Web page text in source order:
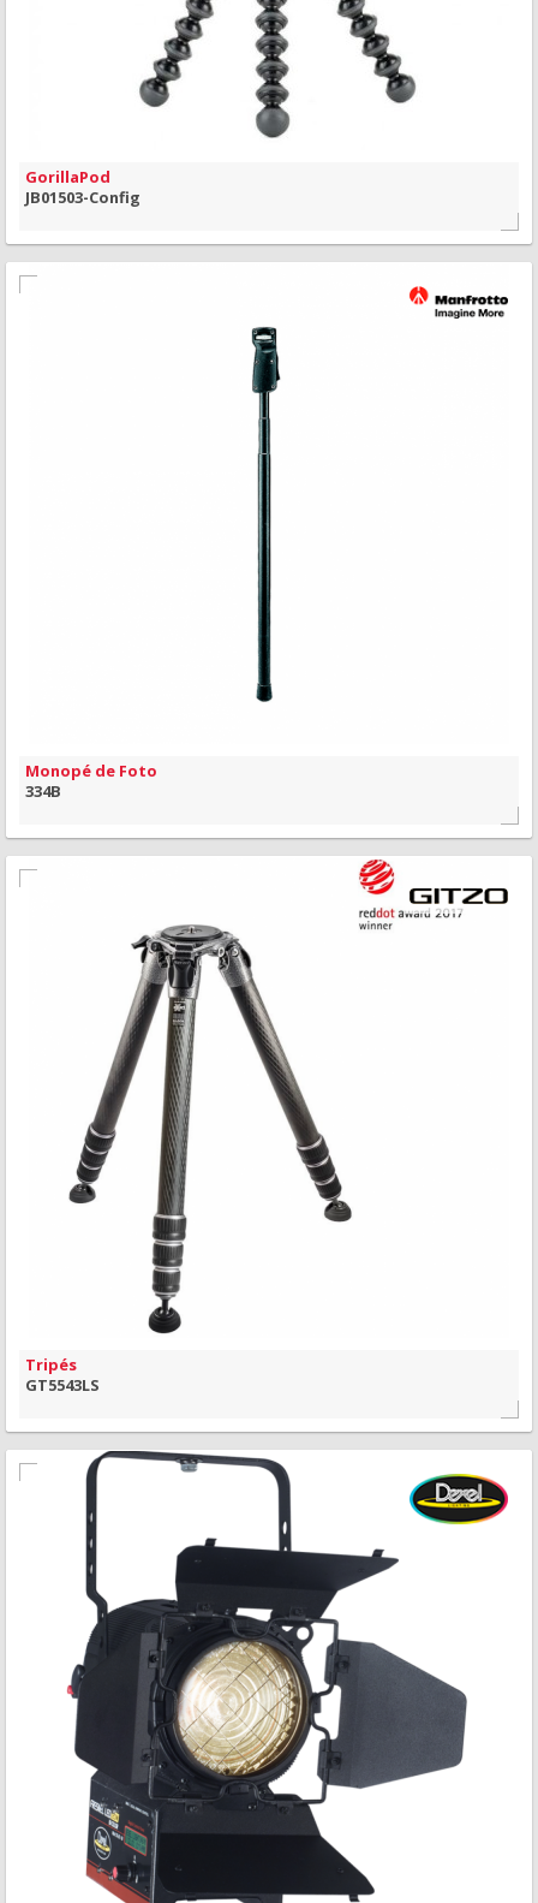
GorillaPod
JB01503-Config
Monopé de Foto
334B
MAIS INFORMAÇÃO
VISÃO RÁPIDA
Tripés
GT5543LS
MAIS INFORMAÇÃO
VISÃO RÁPIDA
MAIS INFORMAÇÃO
VISÃO RÁPIDA